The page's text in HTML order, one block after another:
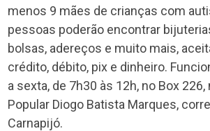
menos 9 mães de crianças com
pessoas poderão encontrar
bolsas, adereços e muito mais,
crédito, débito, pix e dinheiro.
a sexta, de 7h30 às 12h, no Box
Popular Diogo Batista Marques,
Carnapijó.